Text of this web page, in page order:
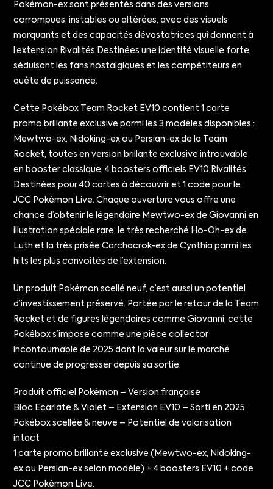
Pokémon-ex sont présentés dans des versions
corrompues, instables ou altérées, avec des visuels
marquants et des capacités dévastatrices qui donnent à
l’extension Rivalités Destinées une identité visuelle forte,
séduisant les fans nostalgiques et les compétiteurs en
quête de puissance.
Cette Pokébox Team Rocket EV10 contient 1 carte
promo brillante exclusive parmi les 3 modèles disponibles :
Mewtwo-ex, Nidoking-ex ou Persian-ex de la Team
Rocket, toutes en version brillante exclusive introuvable
en booster classique, 4 boosters officiels EV10 Rivalités
Destinées pour 40 cartes à découvrir et 1 code pour le
JCC Pokémon Live. Chaque ouverture vous offre une
chance d’obtenir le légendaire Mewtwo-ex de Giovanni en
illustration spéciale rare, le très recherché Ho-Oh-ex de
Luth et la très prisée Carchacrok-ex de Cynthia parmi les
hits les plus convoités de l’extension.
Un produit Pokémon scellé neuf, c’est aussi un potentiel
d’investissement préservé. Portée par le retour de la Team
Rocket et de figures légendaires comme Giovanni, cette
Pokébox s’impose comme une pièce collector
incontournable de 2025 dont la valeur sur le marché
continue de progresser depuis sa sortie.
Produit officiel Pokémon – Version française
Bloc Ecarlate & Violet – Extension EV10 – Sorti en 2025
Pokébox scellée & neuve – Potentiel de valorisation
intact
1 carte promo brillante exclusive (Mewtwo-ex, Nidoking-
ex ou Persian-ex selon modèle) + 4 boosters EV10 + code
JCC Pokémon Live.